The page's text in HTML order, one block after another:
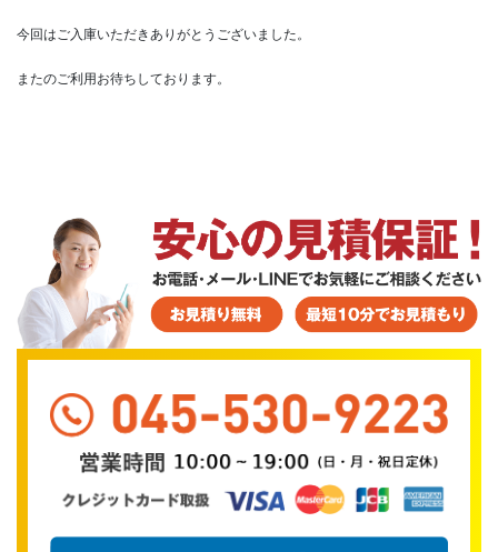
今回はご入庫いただきありがとうございました。
またのご利用お待ちしております。